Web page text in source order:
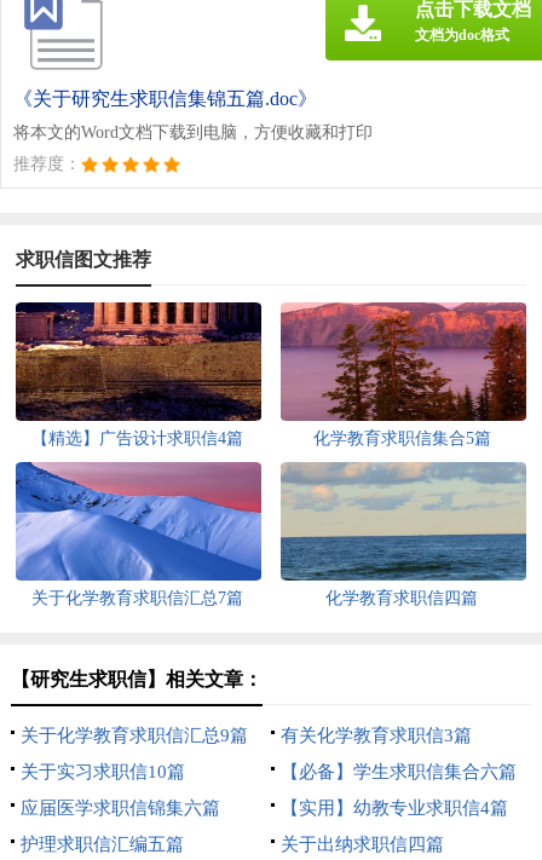
《关于研究生求职信集锦五篇.doc》
将本文的Word文档下载到电脑，方便收藏和打印
推荐度：
点击下载文档
文档为doc格式
求职信图文推荐
【精选】广告设计求职信4篇 化学教育求职信集合5篇
关于化学教育求职信汇总7篇 化学教育求职信四篇
【研究生求职信】相关文章：
关于化学教育求职信汇总9篇
有关化学教育求职信3篇
关于实习求职信10篇
【必备】学生求职信集合六篇
应届医学求职信锦集六篇
【实用】幼教专业求职信4篇
护理求职信汇编五篇
关于出纳求职信四篇